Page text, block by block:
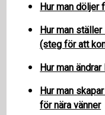
Hur man döljer
Hur man
(steg för att
Hur man
Hur man
för nära vänner